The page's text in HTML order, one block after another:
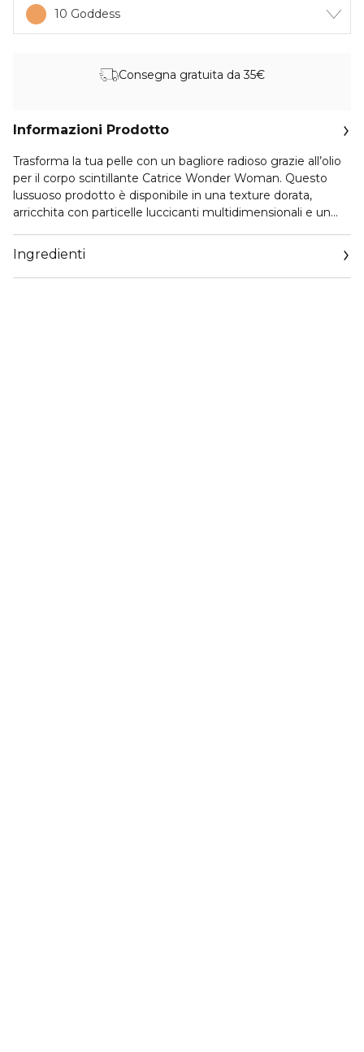
10 Goddess
Consegna gratuita da 35€
Informazioni Prodotto
Trasforma la tua pelle con un bagliore radioso grazie all’olio
per il corpo scintillante Catrice Wonder Woman. Questo
lussuoso prodotto è disponibile in una texture dorata,
arricchita con particelle luccicanti multidimensionali e un
progettato per donare alla pelle un finish luminoso e
donare un aspetto fresco. Questa formula nutriente è
arricchita con olio di argan e jojoba, idrata la pelle e lascia un
Ingredienti